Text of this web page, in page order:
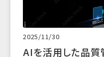
2025/11/30
AIを活用した品質